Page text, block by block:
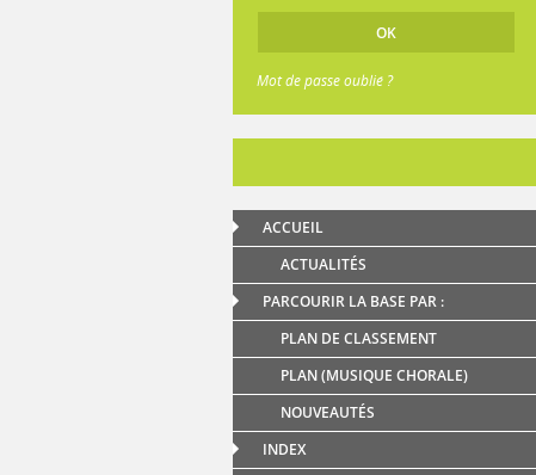
Mot de passe oublié ?
ACCUEIL
ACTUALITÉS
PARCOURIR LA BASE PAR :
PLAN DE CLASSEMENT
PLAN (MUSIQUE CHORALE)
NOUVEAUTÉS
INDEX